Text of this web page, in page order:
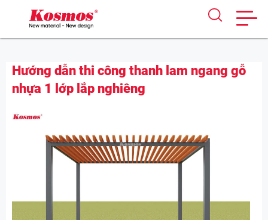
Skip
content
Hướng dẫn thi công thanh lam ngang gỗ
nhựa 1 lớp lắp nghiêng